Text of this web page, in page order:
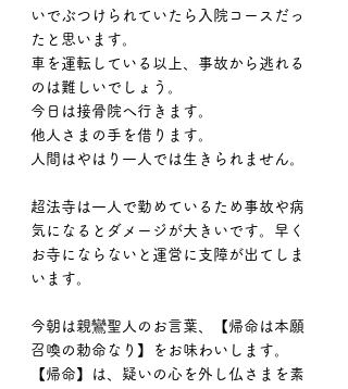
いでぶつけられていたら入院コースだっ
たと思います。
車を運転している以上、事故から逃れる
のは難しいでしょう。
今日は接骨院へ行きます。
他人さまの手を借ります。
人間はやはり一人では生きられません。
超法寺は一人で勤めているため事故や病
気になるとダメージが大きいです。早く
お寺にならないと運営に支障が出てしま
います。
今朝は親鸞聖人のお言葉、【帰命は本願
召喚の勅命なり】をお味わいします。
【帰命】は、疑いの心を外し仏さまを素